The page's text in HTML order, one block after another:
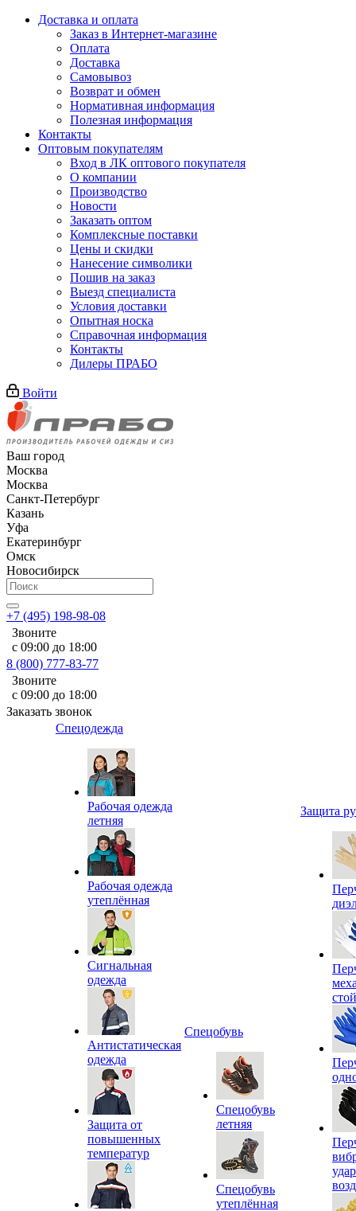
Доставка и оплата
Заказ в Интернет-магазине
Оплата
Доставка
Самовывоз
Возврат и обмен
Нормативная информация
Полезная информация
Контакты
Оптовым покупателям
Вход в ЛК оптового покупателя
О компании
Производство
Новости
Заказать оптом
Комплексные поставки
Цены и скидки
Нанесение символики
Пошив на заказ
Выезд специалиста
Условия доставки
Опытная носка
Справочная информация
Контакты
Дилеры ПРАБО
Войти
Ваш город
Москва
Москва
Санкт-Петербург
Казань
Уфа
Екатеринбург
Омск
Новосибирск
+7 (495) 198-98-08
Звоните
с 09:00 до 18:00
8 (800) 777-83-77
Звоните
с 09:00 до 18:00
Заказать звонок
Спецодежда
Рабочая одежда
летняя
Рабочая одежда
утеплённая
Сигнальная
одежда
Антистатическая
одежда
Защита от
повышенных
температур
Спецобувь
Спецобувь
летняя
Спецобувь
утеплённая
Защита